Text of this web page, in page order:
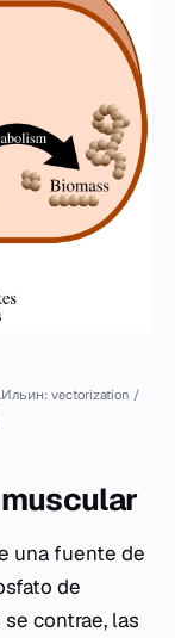
vectorization /
una fuente de
de
contrae, las